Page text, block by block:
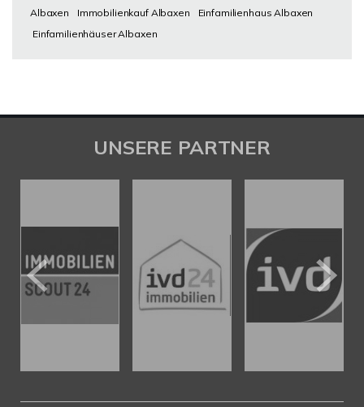
Albaxen
Immobilienkauf Albaxen
Einfamilienhaus Albaxen
Einfamilienhäuser Albaxen
UNSERE PARTNER